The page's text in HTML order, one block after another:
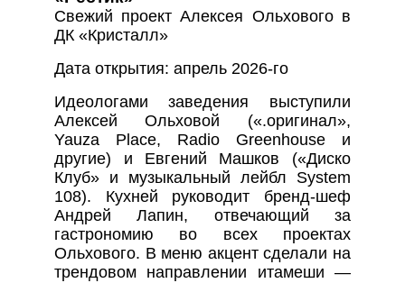
Свежий проект Алексея Ольхового в
ДК «Кристалл»
Дата открытия: апрель 2026-го
Идеологами заведения выступили
Алексей Ольховой («.оригинал»,
Yauza Place, Radio Greenhouse и
другие) и Евгений Машков («Диско
Клуб» и музыкальный лейбл System
108). Кухней руководит бренд-шеф
Андрей Лапин, отвечающий за
гастрономию во всех проектах
Ольхового. В меню акцент сделали на
трендовом направлении итамеши —